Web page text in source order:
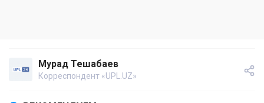
Мурад Тешабаев
Корреспондент «UPL.UZ»